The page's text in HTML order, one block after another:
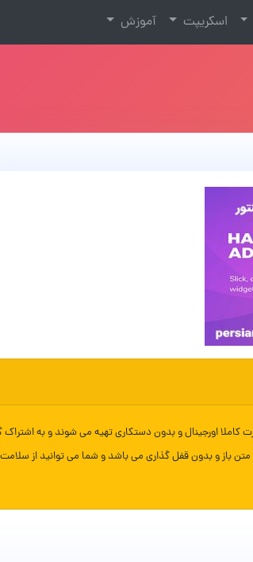
اسکریپت آموزش
کاملا اورجینال و بدون دستکاری تهیه می شوند و به اشتراک
باز و بدون قفل گذاری می باشد و شما می توانید از